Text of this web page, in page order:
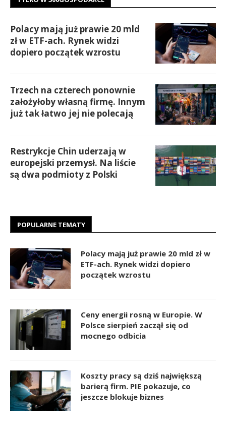
Polacy mają już prawie 20 mld
zł w ETF-ach. Rynek widzi
dopiero początek wzrostu
Trzech na czterech ponownie
założyłoby własną firmę. Innym
już tak łatwo jej nie polecają
Restrykcje Chin uderzają w
europejski przemysł. Na liście
są dwa podmioty z Polski
POPULARNE TEMATY
Polacy mają już prawie 20 mld zł w
ETF-ach. Rynek widzi dopiero
początek wzrostu
Ceny energii rosną w Europie. W
Polsce sierpień zaczął się od
mocnego odbicia
Koszty pracy są dziś największą
barierą firm. PIE pokazuje, co
jeszcze blokuje biznes